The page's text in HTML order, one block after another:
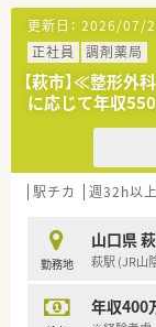
【募集背景
■体制強化
経験者を歓
■小児科経
きる環境を
■地域に根
関係を築
【法人特徴
■山口県萩
■転居を伴
て働きたい
■地元出身
更新日： 2026/07/
正社員
調剤薬局
【萩市】≪整形
に応じて年収
駅チカ 週32h以上
勤務地
山口県
萩駅 (JR山
年収400